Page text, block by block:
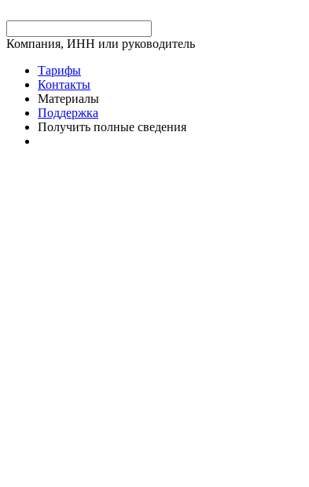
Компания, ИНН или руководитель
Тарифы
Контакты
Материалы
Поддержка
Получить полные сведения